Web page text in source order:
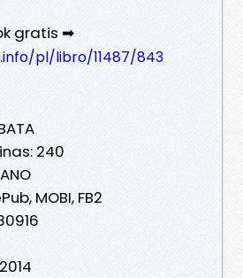
gratis ➡
pl/libro/11487/843
240
MOBI, FB2